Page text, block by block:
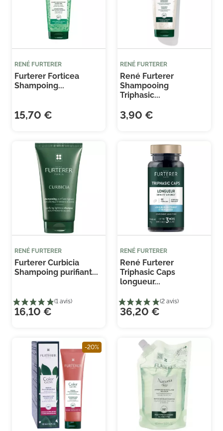
(1 avis)
RENÉ FURTERER
Furterer Forticea
Shampoing...
15,70 €
RENÉ FURTERER
René Furterer
Shampooing
Triphasic...
3,90 €
RENÉ FURTERER
Furterer Curbicia
Shampoing purifiant...
16,10 €
RENÉ FURTERER
René Furterer
Triphasic Caps
longueur...
36,20 €
-20%